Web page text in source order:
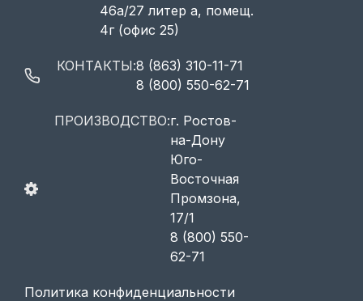
46а/27 литер а, помещ.
4г (офис 25)
КОНТАКТЫ:8 (863) 310-11-71
8 (800) 550-62-71
ПРОИЗВОДСТВО:г. Ростов-
на-Дону
Юго-
Восточная
Промзона,
17/1
8 (800) 550-
62-71
Политика конфиденциальности